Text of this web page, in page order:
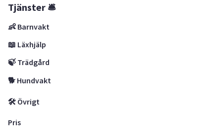
Tjänster 🛎
👶 Barnvakt
📖 Läxhjälp
🍃 Trädgård
🐕 Hundvakt
🛠 Övrigt
Pris